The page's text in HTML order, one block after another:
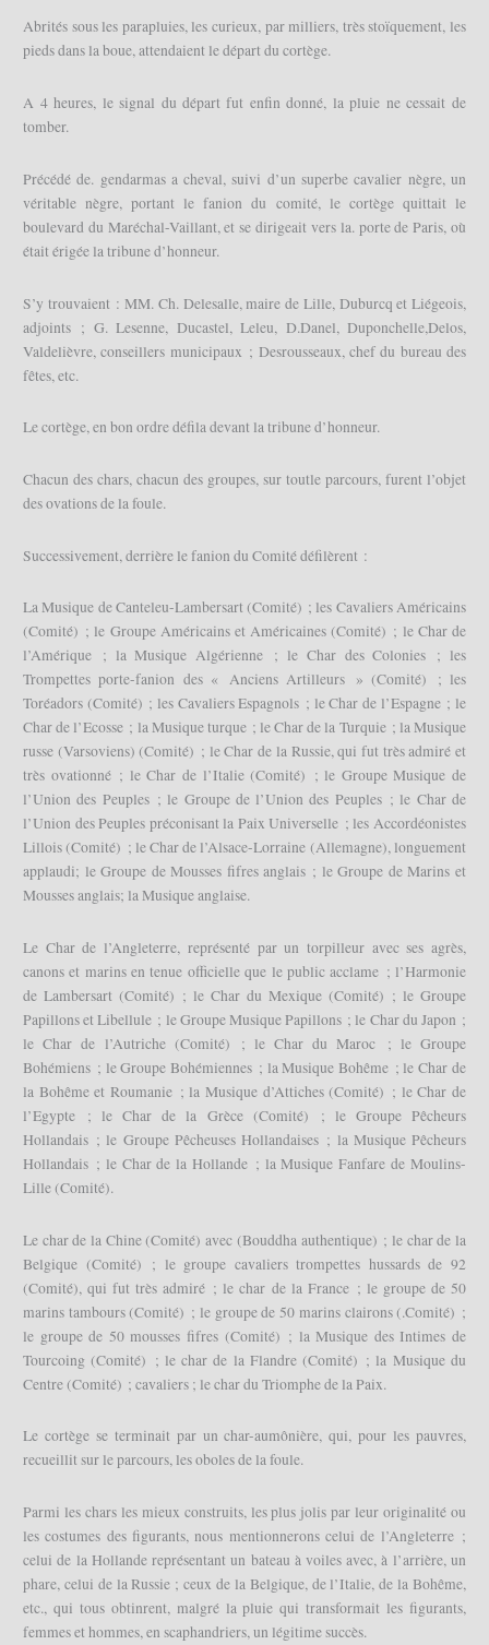
Abrités sous les parapluies, les curieux, par milliers, très stoïquement, les
pieds dans la boue, attendaient le départ du cortège.
A 4 heures, le signal du départ fut enfin donné, la pluie ne cessait de
tomber.
Précédé de. gendarmas a cheval, suivi d’un superbe cavalier nègre, un
véritable nègre, portant le fanion du comité, le cortège quittait le
boulevard du Maréchal-Vaillant, et se dirigeait vers la. porte de Paris, où
était érigée la tribune d’honneur.
S’y trouvaient : MM. Ch. Delesalle, maire de Lille, Duburcq et Liégeois,
adjoints ; G. Lesenne, Ducastel, Leleu, D.Danel, Duponchelle,Delos,
Valdelièvre, conseillers municipaux ; Desrousseaux, chef du bureau des
fêtes, etc.
Le cortège, en bon ordre défila devant la tribune d’honneur.
Chacun des chars, chacun des groupes, sur toutle parcours, furent l’objet
des ovations de la foule.
Successivement, derrière le fanion du Comité défilèrent :
La Musique de Canteleu-Lambersart (Comité) ; les Cavaliers Américains
(Comité) ; le Groupe Américains et Américaines (Comité) ; le Char de
l’Amérique ; la Musique Algérienne ; le Char des Colonies ; les
Trompettes porte-fanion des « Anciens Artilleurs » (Comité) ; les
Toréadors (Comité) ; les Cavaliers Espagnols ; le Char de l’Espagne ; le
Char de l’Ecosse ; la Musique turque ; le Char de la Turquie ; la Musique
russe (Varsoviens) (Comité) ; le Char de la Russie, qui fut très admiré et
très ovationné ; le Char de l’Italie (Comité) ; le Groupe Musique de
l’Union des Peuples ; le Groupe de l’Union des Peuples ; le Char de
l’Union des Peuples préconisant la Paix Universelle ; les Accordéonistes
Lillois (Comité) ; le Char de l’Alsace-Lorraine (Allemagne), longuement
applaudi; le Groupe de Mousses fifres anglais ; le Groupe de Marins et
Mousses anglais; la Musique anglaise.
Le Char de l’Angleterre, représenté par un torpilleur avec ses agrès,
canons et marins en tenue officielle que le public acclame ; l’Harmonie
de Lambersart (Comité) ; le Char du Mexique (Comité) ; le Groupe
Papillons et Libellule ; le Groupe Musique Papillons ; le Char du Japon ;
le Char de l’Autriche (Comité) ; le Char du Maroc ; le Groupe
Bohémiens ; le Groupe Bohémiennes ; la Musique Bohême ; le Char de
la Bohême et Roumanie ; la Musique d’Attiches (Comité) ; le Char de
l’Egypte ; le Char de la Grèce (Comité) ; le Groupe Pêcheurs
Hollandais ; le Groupe Pêcheuses Hollandaises ; la Musique Pêcheurs
Hollandais ; le Char de la Hollande ; la Musique Fanfare de Moulins-
Lille (Comité).
Le char de la Chine (Comité) avec (Bouddha authentique) ; le char de la
Belgique (Comité) ; le groupe cavaliers trompettes hussards de 92
(Comité), qui fut très admiré ; le char de la France ; le groupe de 50
marins tambours (Comité) ; le groupe de 50 marins clairons (.Comité) ;
le groupe de 50 mousses fifres (Comité) ; la Musique des Intimes de
Tourcoing (Comité) ; le char de la Flandre (Comité) ; la Musique du
Centre (Comité) ; cavaliers ; le char du Triomphe de la Paix.
Le cortège se terminait par un char-aumônière, qui, pour les pauvres,
recueillit sur le parcours, les oboles de la foule.
Parmi les chars les mieux construits, les plus jolis par leur originalité ou
les costumes des figurants, nous mentionnerons celui de l’Angleterre ;
celui de la Hollande représentant un bateau à voiles avec, à l’arrière, un
phare, celui de la Russie ; ceux de la Belgique, de l’Italie, de la Bohême,
etc., qui tous obtinrent, malgré la pluie qui transformait les figurants,
femmes et hommes, en scaphandriers, un légitime succès.